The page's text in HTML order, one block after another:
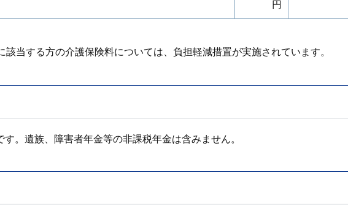
円
該当する方の介護保険料については、負担軽減措置が実施されています。
。遺族、障害者年金等の非課税年金は含みません。